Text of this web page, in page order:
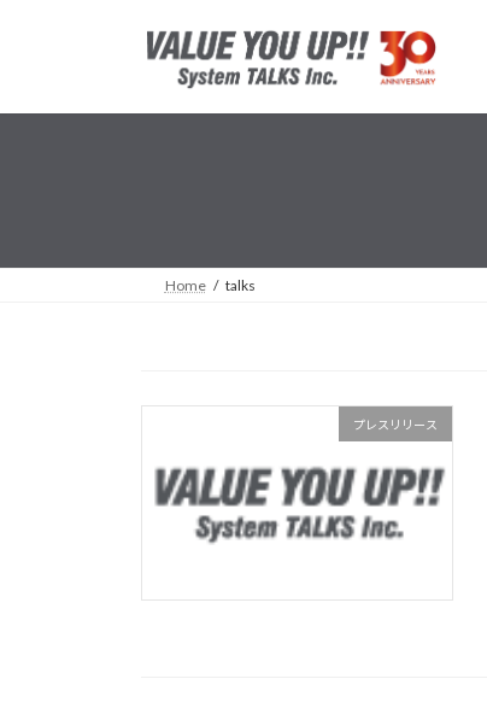
プ
動
Home talks
プレスリリース